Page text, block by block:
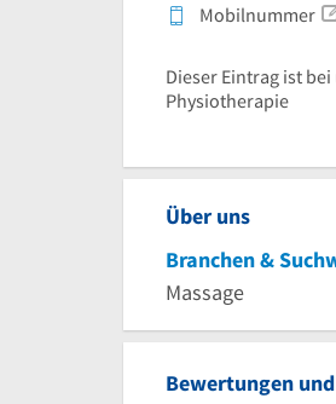
Mobilnummer
Dieser Eintrag ist
Physiotherapie
Über uns
Branchen &
Massage
Bewertungen